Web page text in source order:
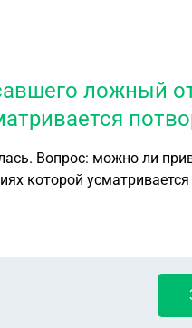
ложный
которой усматривается